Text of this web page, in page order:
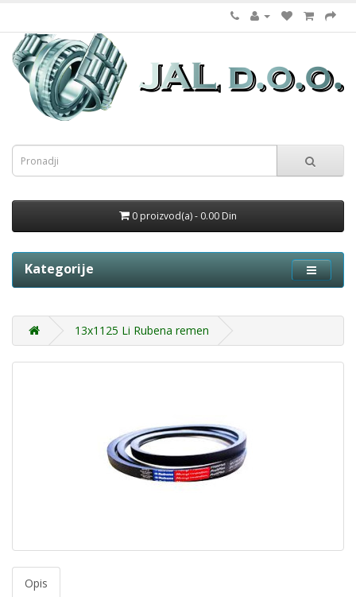
0 proizvod(a) - 0.00 Din
Kategorije
13x1125 Li Rubena remen
Opis